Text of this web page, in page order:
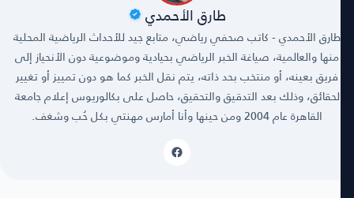
طارق الأحمدي
طارق الأحمدي - كاتب صحفي رياضي، متابع جيد للأحداث الرياضية المحلية
منها والعالمية، صياغة الخبر الرياضي بحيادية وموضوعية دون الأنحياز إلى
فريق بعينه، أو منتخب بحد ذاته، يتم نقل الخبر كما هو دون تمييز أو تغيير
لحقائق، وذلك بعد التدقيق والتحقيق، حاصل على بكالوريوس إعلام جامعة
القاهرة عام 2004 ومن حينها وأنا أمارس مهنتي بكل حُب وشغف.